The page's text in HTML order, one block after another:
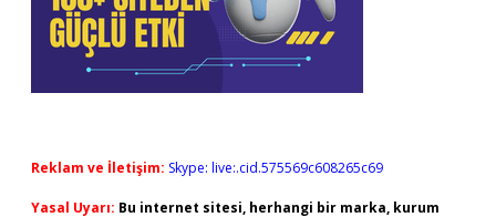
Reklam ve İletişim: Skype: live:.cid.575569c608265c69
Yasal Uyarı: Bu internet sitesi, herhangi bir marka, kurum